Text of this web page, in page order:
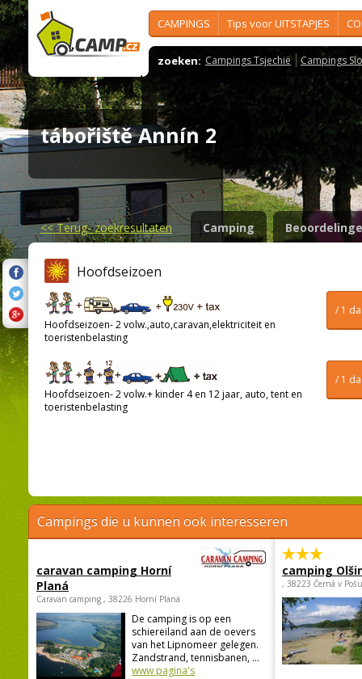
CAMPINGS Tips voor UITSTAPJES
zoeken: Campings Tsjechië Campings
tábořiště Annín 2
<<Terug- zoekresultaten Camping
Hoofdseizoen
/ 1
Hoofdseizoen- 2 volw.,auto,caravan,elektriciteit en
toeristenbelasting
/ 1
Hoofdseizoen- 2 volw.+ kinder 4 en 12 jaar, auto, tent en
toeristenbelasting
Campings die u kunnen ook interesseren
caravan camping Horní
Planá
Caravan camping , 38226 Horní Planá
De camping is op een
schiereiland aan de oevers
van het Lipnomeer gelegen.
Zandstrand, tennisbanen, ...
www pagina's
camping
, 38223 Černá v